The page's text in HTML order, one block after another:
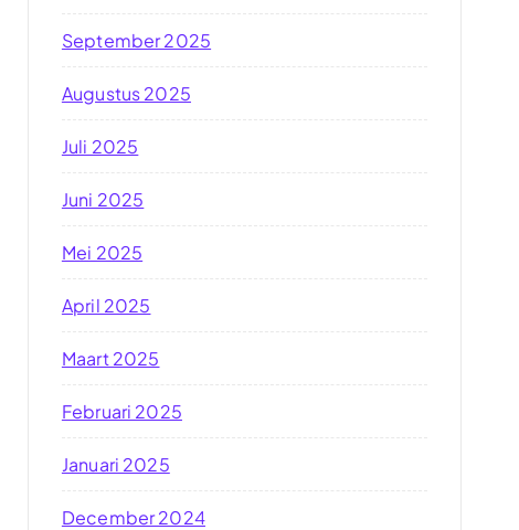
September 2025
Augustus 2025
Juli 2025
Juni 2025
Mei 2025
April 2025
Maart 2025
Februari 2025
Januari 2025
December 2024